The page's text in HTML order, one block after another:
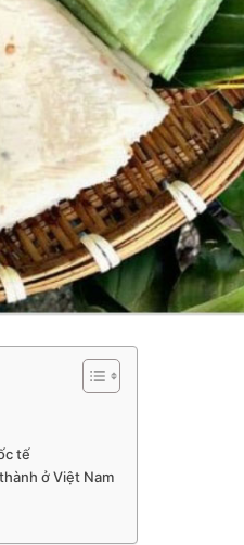
tế
ở Việt Nam